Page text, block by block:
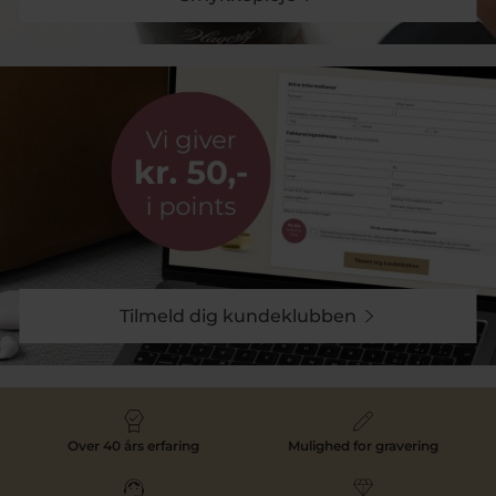
Perlehalskæder er en tidløs klassiker, der aldrig går af
mode. Vores kollektion tilbyder både traditionelle
kombinerer perler med ædelstene og andre udsøgte
detaljer. Uanset om du ønsker en subtil elegance til
hverdagsbrug eller noget mere prangende til en
særlig aften, har vi det perfekte smykke til dig.
Perleøreringe
Perleøreringe er en anden populær favorit blandt
vores kunder. Vores udvalg omfatter alt fra små og
diskrete ørestikkere til store og dristige designs, der
virkelig skiller sig ud. Perleøreringe tilføjer et
sofistikeret touch til ethvert outfit og er ideelle til
både formelle og uformelle begivenheder. De er også
en fantastisk gaveidé til nogen, du holder af.
Perlearmbånd
alene eller sammen med andre armbånd for et lagdelt
look. Vores perlearmbånd er designet til at være både
en perfekt tilføjelse til enhver smykkesamling. De er
Tilmeld dig kundeklubben
Over 40 års erfaring Mulighed for gravering